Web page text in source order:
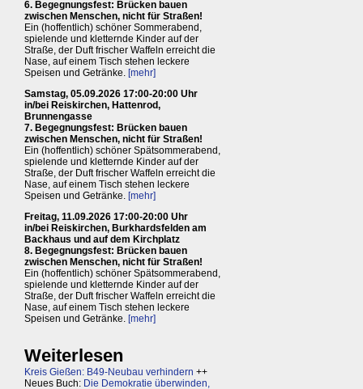
6. Begegnungsfest: Brücken bauen
zwischen Menschen, nicht für Straßen!
Ein (hoffentlich) schöner Sommerabend,
spielende und kletternde Kinder auf der
Straße, der Duft frischer Waffeln erreicht die
Nase, auf einem Tisch stehen leckere
Speisen und Getränke. [mehr]
Samstag, 05.09.2026 17:00-20:00 Uhr
in/bei Reiskirchen, Hattenrod,
Brunnengasse
7. Begegnungsfest: Brücken bauen
zwischen Menschen, nicht für Straßen!
Ein (hoffentlich) schöner Spätsommerabend,
spielende und kletternde Kinder auf der
Straße, der Duft frischer Waffeln erreicht die
Nase, auf einem Tisch stehen leckere
Speisen und Getränke. [mehr]
Freitag, 11.09.2026 17:00-20:00 Uhr
in/bei Reiskirchen, Burkhardsfelden am
Backhaus und auf dem Kirchplatz
8. Begegnungsfest: Brücken bauen
zwischen Menschen, nicht für Straßen!
Ein (hoffentlich) schöner Spätsommerabend,
spielende und kletternde Kinder auf der
Straße, der Duft frischer Waffeln erreicht die
Nase, auf einem Tisch stehen leckere
Speisen und Getränke. [mehr]
Weiterlesen
Kreis Gießen: B49-Neubau verhindern ++
Neues Buch: Die Demokratie überwinden,